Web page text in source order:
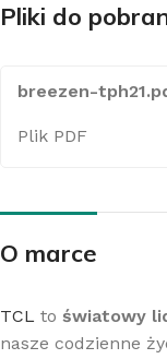
Pliki do
breezen-
Plik PDF
O marce
TCL to światowy
nasze codzienne